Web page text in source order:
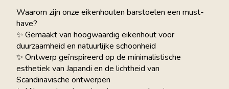
Waarom zijn onze eikenhouten barstoelen een must-
have?
✨ Gemaakt van hoogwaardig eikenhout voor
duurzaamheid en natuurlijke schoonheid
✨ Ontwerp geïnspireerd op de minimalistische
esthetiek van Japandi en de lichtheid van
Scandinavische ontwerpen